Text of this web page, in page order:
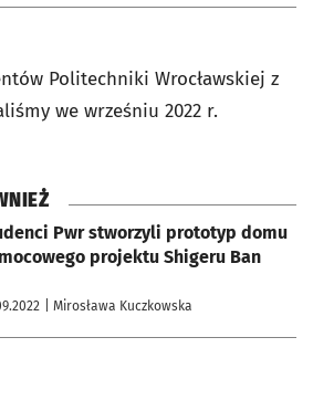
Politechniki Wrocławskiej z
we wrześniu 2022 r.
Pwr stworzyli prototyp domu
projektu Shigeru Ban
| Mirosława Kuczkowska